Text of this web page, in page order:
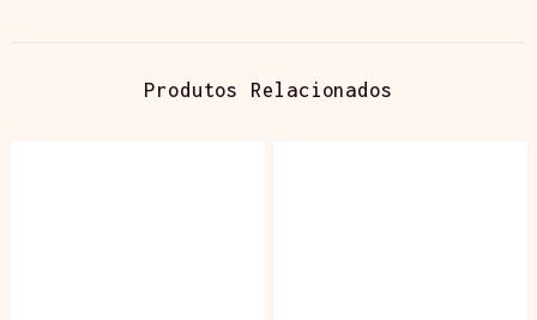
Produtos Relacionados